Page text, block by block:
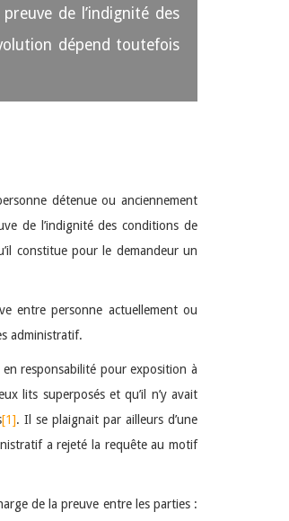
de l’indignité des
dépend toutefois
détenue ou anciennement
de l’indignité des conditions de
constitue pour le demandeur un
entre personne actuellement ou
administratif.
responsabilité pour exposition à
lits superposés et qu’il n’y avait
[1]. Il se plaignait par ailleurs d’une
a rejeté la requête au motif
de la preuve entre les parties :